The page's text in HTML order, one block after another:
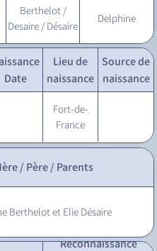
Berthelot /
Desaire / Désaire
Delphine
Date
Lieu de
naissance
Source de
naissance
Fort-de-
France
/ Père / Parents
Berthelot et Elie Désaire
Reconnaissance